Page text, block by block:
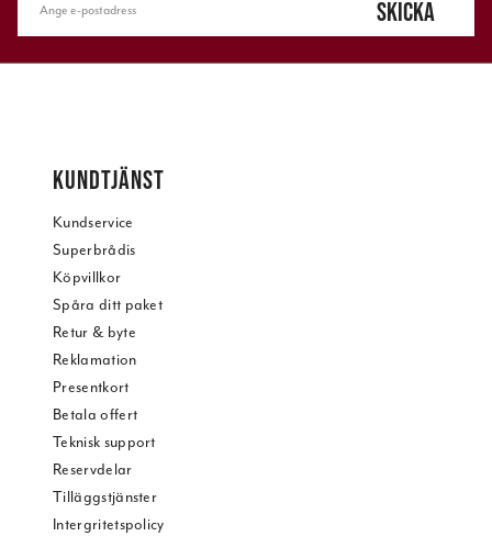
SKICKA
KUNDTJÄNST
Kundservice
Superbrådis
Köpvillkor
Spåra ditt paket
Retur & byte
Reklamation
Presentkort
Betala offert
Teknisk support
Reservdelar
Tilläggstjänster
Intergritetspolicy